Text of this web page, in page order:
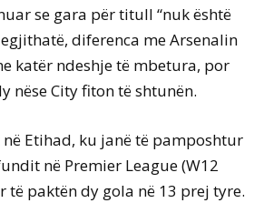
se gara për titull “nuk është
diferenca me Arsenalin
katër ndeshje të mbetura, por
nëse City fiton të shtunën.
Etihad, ku janë të pamposhtur
në Premier League (W12
të paktën dy gola në 13 prej tyre.